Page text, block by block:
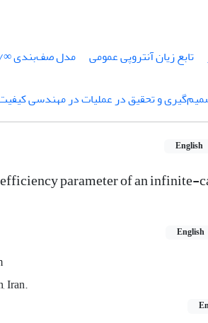
تابع زیان آنتروپی عمومی مدل صف‌بندی ∞/M/M/c
و تحقیق در عملیات در مهندسی
English
parameter of an infinite-
English
Iran.